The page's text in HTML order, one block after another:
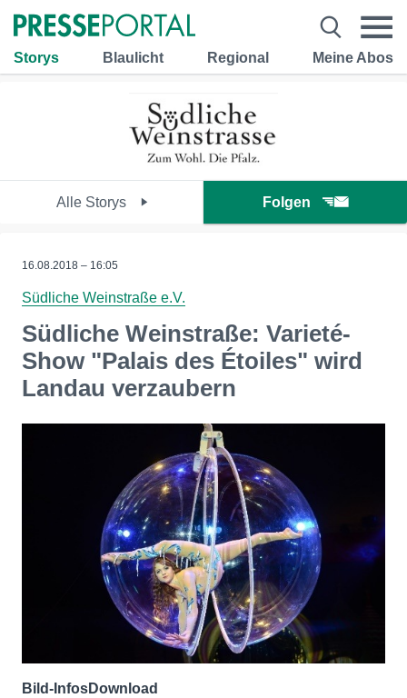
Storys Blaulicht Regional Meine Abos
Alle Storys Folgen
16.08.2018 – 16:05
Südliche Weinstraße e.V.
Südliche Weinstraße: Varieté-
Show "Palais des Étoiles" wird
Landau verzaubern
Bild-InfosDownload